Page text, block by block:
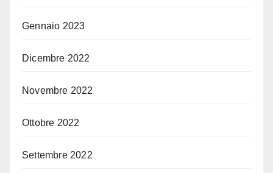
Gennaio 2023
Dicembre 2022
Novembre 2022
Ottobre 2022
Settembre 2022